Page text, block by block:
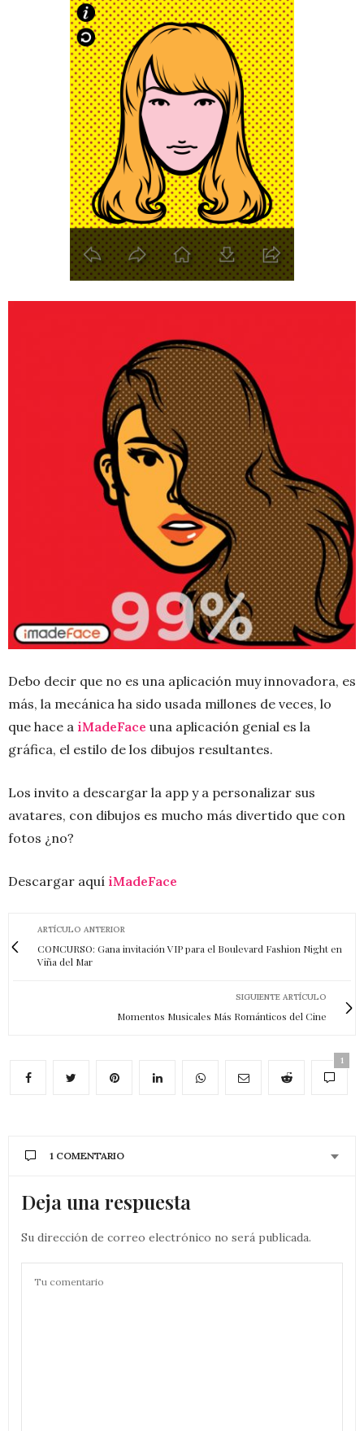
Debo decir que no es una aplicación muy innovadora, es
más, la mecánica ha sido usada millones de veces, lo
que hace a iMadeFace una aplicación genial es la
gráfica, el estilo de los dibujos resultantes.
Los invito a descargar la app y a personalizar sus
avatares, con dibujos es mucho más divertido que con
fotos ¿no?
Descargar aquí iMadeFace
ARTÍCULO ANTERIOR
CONCURSO: Gana invitación VIP para el Boulevard Fashion Night en
Viña del Mar
SIGUIENTE ARTÍCULO
Momentos Musicales Más Románticos del Cine
1
1 COMENTARIO
Deja una respuesta
Su dirección de correo electrónico no será publicada.